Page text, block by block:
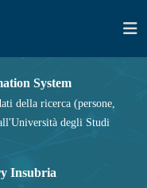
System
della ricerca (persone,
degli Studi
Insubria